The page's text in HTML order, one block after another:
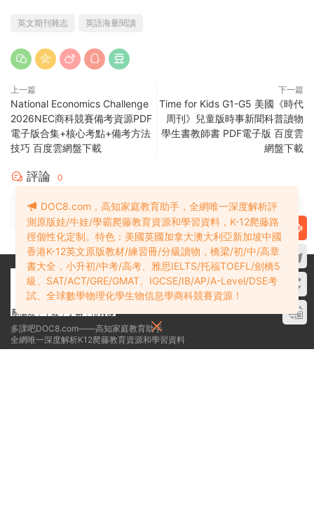
英文期刊雜志 英語海量閱讀
上一篇
National Economics Challenge
2026NEC商科競賽備考資源PDF
電子版合集+核心考點+備考方法
技巧 百度雲網盤下載
下一篇
Time for Kids G1-G5 美國《時代
周刊》兒童版時事新聞科普讀物
學生書教師書 PDF電子版 百度雲
網盤下載
評論 0
請先登錄
多課吧DOC8.com——高知家庭教育助手
全網唯一深度解析K12爬藤教育資源和學習資料
DOC8.com，高知家庭教育助手，全網唯一深度解析評
測原版娃/牛娃/學霸爬藤教育資源和學習資料，K-12爬藤路
徑個性化定制。特色：美國英國加拿大澳大利亞新加坡中國
香港K-12英文原版教材/練習冊/分級讀物，橋梁/初/中/高章
書大全，小升初/中考/高考、雅思IELTS/托福TOEFL/劍橋5
級、SAT/ACT/GRE/GMAT、IGCSE/IB/AP/A-Level/DSE考
試、全球數學物理化學生物信息學商科競賽資源！